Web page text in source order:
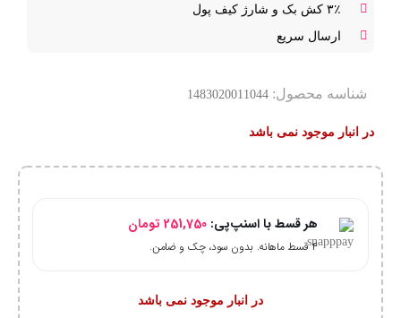
۳٪ کش بک و شارژ کیف پول
ارسال سریع
شناسه محصول: 1483020011044
در انبار موجود نمی باشد
هر قسط با اسنپ‌پی: 251,750 تومان
۴ قسط ماهانه. بدون سود، چک و ضامن.
در انبار موجود نمی باشد